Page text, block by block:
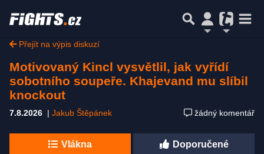
Přejít na výpis diskuzí
Motivovaný Kincl vysvětlil, jak vyřídí
sobotního soupeře. Khajevand mu slíbil
knockout
7.8.2026 | Jakub Štěpánek žádný komentář
Vlákna Doporučené